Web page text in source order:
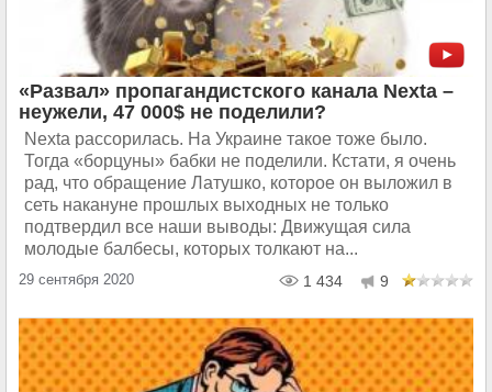
«Развал» пропагандистского канала Nexta –
неужели, 47 000$ не поделили?
Nexta рассорилась. На Украине такое тоже было.
Тогда «борцуны» бабки не поделили. Кстати, я очень
рад, что обращение Латушко, которое он выложил в
сеть накануне прошлых выходных не только
подтвердил все наши выводы: Движущая сила
молодые балбесы, которых толкают на...
29 сентября 2020 1 434 9